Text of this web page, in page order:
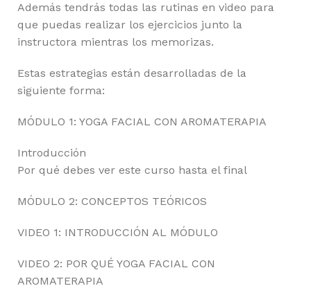
Además tendrás todas las rutinas en video para
que puedas realizar los ejercicios junto la
instructora mientras los memorizas.
Estas estrategias están desarrolladas de la
siguiente forma:
MÓDULO 1: YOGA FACIAL CON AROMATERAPIA
Introducción
Por qué debes ver este curso hasta el final
MÓDULO 2: CONCEPTOS TEÓRICOS
VIDEO 1: INTRODUCCIÓN AL MÓDULO
VIDEO 2: POR QUÉ YOGA FACIAL CON
AROMATERAPIA